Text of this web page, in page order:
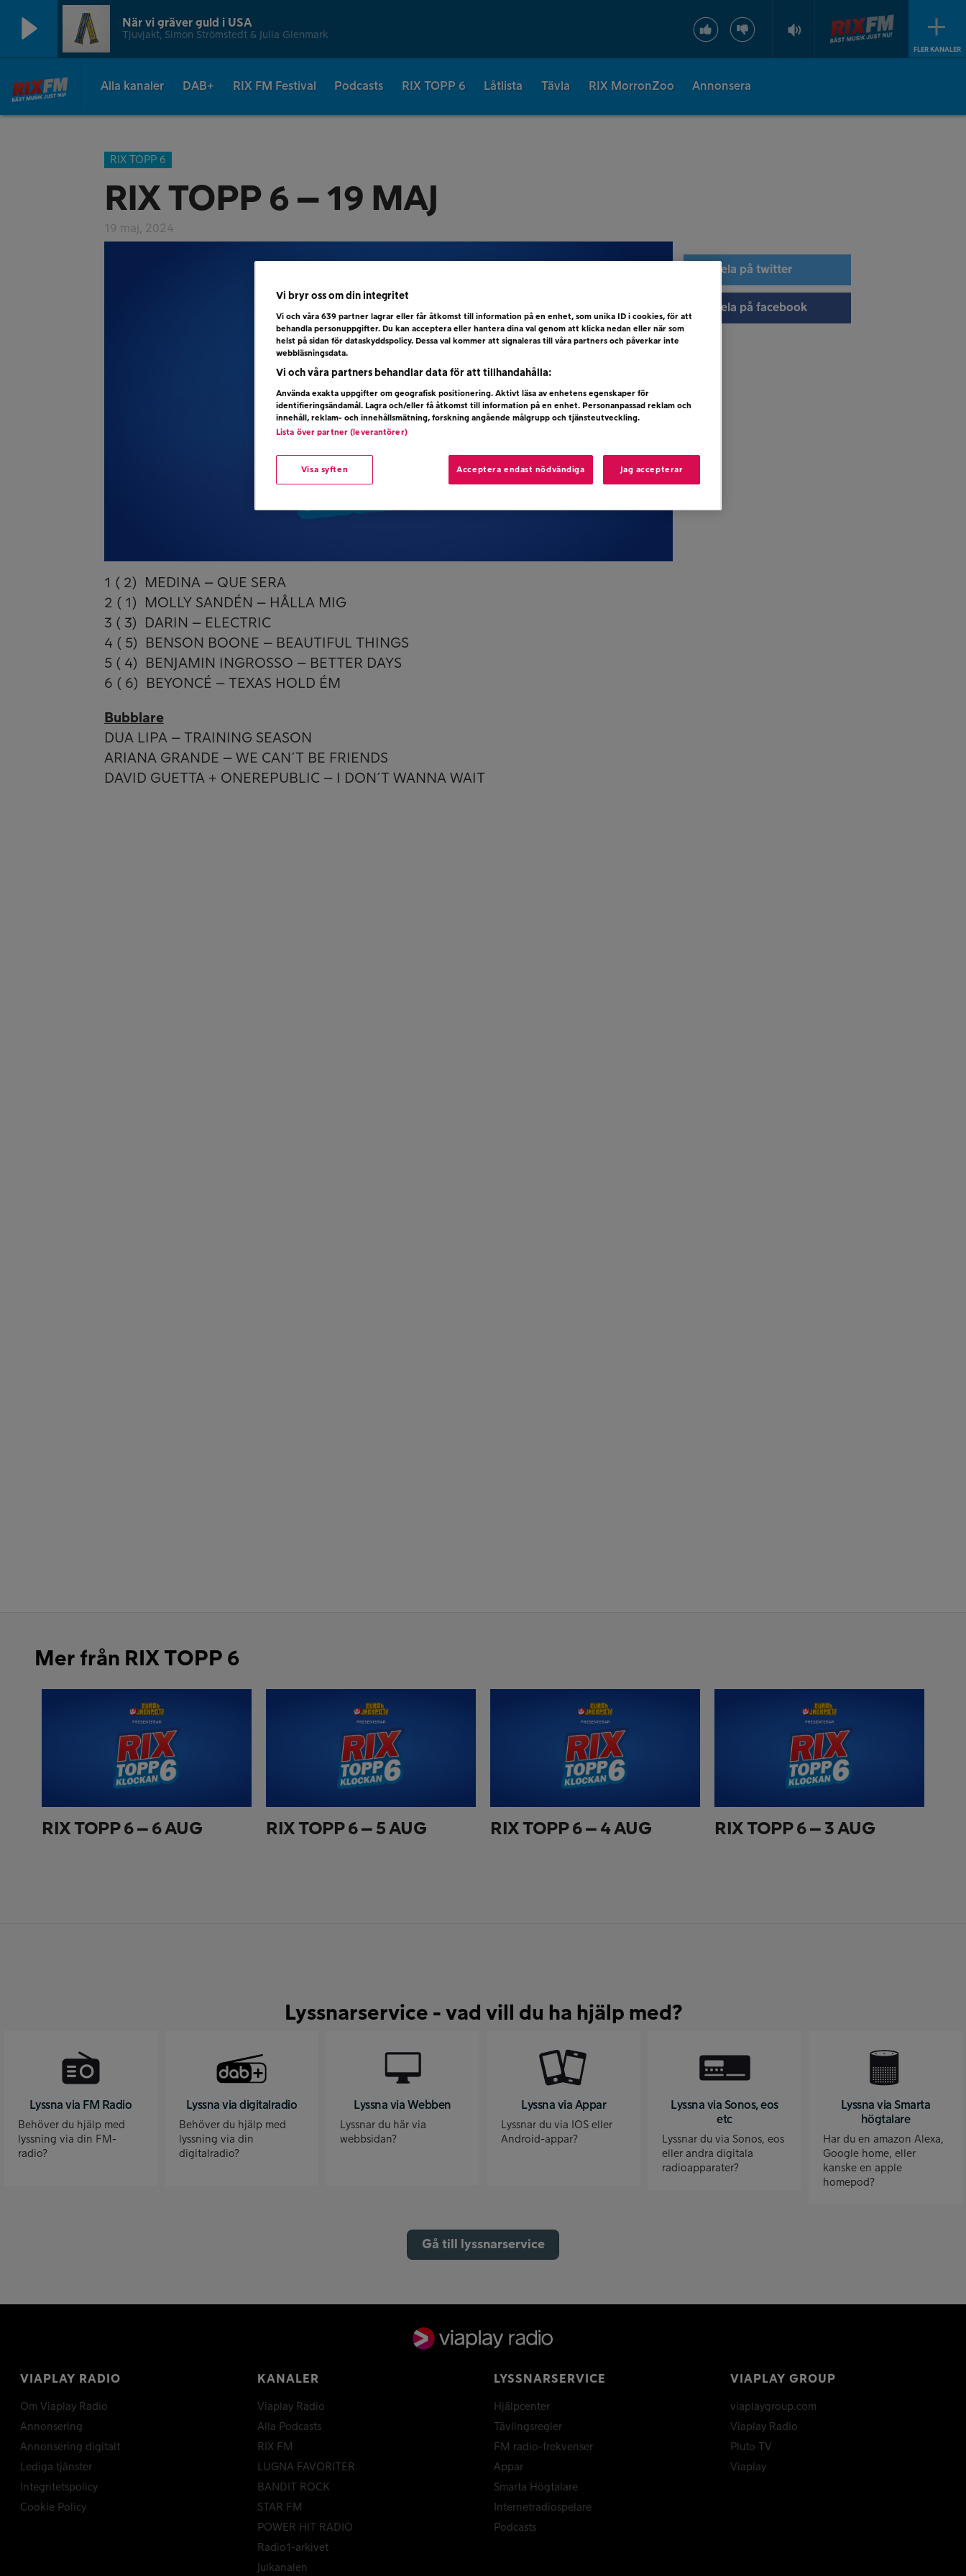
När vi gräver guld i USA
Tjuvjakt, Simon Strömstedt & Julia Glenmark
FLER KANALER
Alla kanaler DAB+ RIX FM Festival Podcasts RIX TOPP 6 Låtlista Tävla RIX MorronZoo Annonsera
RIX TOPP 6
RIX TOPP 6 – 19 MAJ
19 maj, 2024
1 ( 2) MEDINA – QUE SERA
2 ( 1) MOLLY SANDÉN – HÅLLA MIG
3 ( 3) DARIN – ELECTRIC
4 ( 5) BENSON BOONE – BEAUTIFUL THINGS
5 ( 4) BENJAMIN INGROSSO – BETTER DAYS
6 ( 6) BEYONCÉ – TEXAS HOLD ÉM
Bubblare
DUA LIPA – TRAINING SEASON
ARIANA GRANDE – WE CAN´T BE FRIENDS
DAVID GUETTA + ONEREPUBLIC – I DON´T WANNA WAIT
Dela på twitter
Dela på facebook
Mer från RIX TOPP 6
RIX TOPP 6 – 6 AUG RIX TOPP 6 – 5 AUG RIX TOPP 6 – 4 AUG RIX TOPP 6 – 3 AUG
Lyssnarservice - vad vill du ha hjälp med?
Lyssna via FM Radio
Behöver du hjälp med
lyssning via din FM-
radio?
Lyssna via digitalradio
Behöver du hjälp med
lyssning via din
digitalradio?
Lyssna via Webben
Lyssnar du här via
webbsidan?
Lyssna via Appar
Lyssnar du via IOS eller
Android-appar?
Lyssna via Sonos, eos
etc
Lyssnar du via Sonos, eos
eller andra digitala
radioapparater?
Lyssna via Smarta
högtalare
Har du en amazon Alexa,
Google home, eller
kanske en apple
homepod?
Gå till lyssnarservice
VIAPLAY RADIO
Om Viaplay Radio
Annonsering
Annonsering digitalt
Lediga tjänster
Integritetspolicy
Cookie Policy
KANALER
Viaplay Radio
Alla Podcasts
RIX FM
LUGNA FAVORITER
BANDIT ROCK
STAR FM
POWER HIT RADIO
Radio1-arkivet
Julkanalen
LYSSNARSERVICE
Hjälpcenter
Tävlingsregler
FM radio-frekvenser
Appar
Smarta Högtalare
Internetradiospelare
Podcasts
VIAPLAY GROUP
viaplaygroup.com
Viaplay Radio
Pluto TV
Viaplay
Vi bryr oss om din integritet
Vi och våra 639 partner lagrar eller får åtkomst till information på en enhet, som unika ID i cookies, för att
behandla personuppgifter. Du kan acceptera eller hantera dina val genom att klicka nedan eller när som
helst på sidan för dataskyddspolicy. Dessa val kommer att signaleras till våra partners och påverkar inte
webbläsningsdata.
Vi och våra partners behandlar data för att tillhandahålla:
Använda exakta uppgifter om geografisk positionering. Aktivt läsa av enhetens egenskaper för
identifieringsändamål. Lagra och/eller få åtkomst till information på en enhet. Personanpassad reklam och
innehåll, reklam- och innehållsmätning, forskning angående målgrupp och tjänsteutveckling.
Lista över partner (leverantörer)
Acceptera endast nödvändiga Jag accepterar
Visa syften